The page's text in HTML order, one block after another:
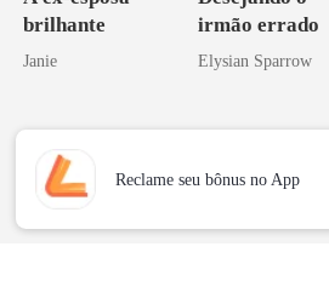
brilhante
Janie
irmão errado
Elysian Sparrow
Reclame seu bônus no App